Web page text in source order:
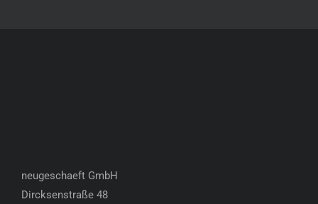
neugeschaeft GmbH
Dircksenstraße 48